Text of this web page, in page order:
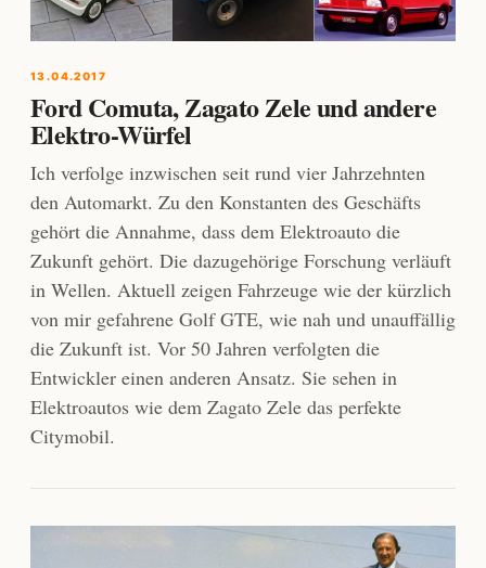
13.04.2017
Ford Comuta, Zagato Zele und andere
Elektro-Würfel
Ich verfolge inzwischen seit rund vier Jahrzehnten
den Automarkt. Zu den Konstanten des Geschäfts
gehört die Annahme, dass dem Elektroauto die
Zukunft gehört. Die dazugehörige Forschung verläuft
in Wellen. Aktuell zeigen Fahrzeuge wie der kürzlich
von mir gefahrene Golf GTE, wie nah und unauffällig
die Zukunft ist. Vor 50 Jahren verfolgten die
Entwickler einen anderen Ansatz. Sie sehen in
Elektroautos wie dem Zagato Zele das perfekte
Citymobil.